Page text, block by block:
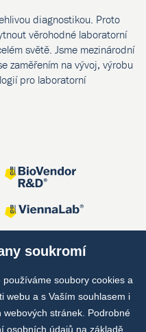
diagnostikou. Proto
věrohodné laboratorní
světě. Jsme mezinárodní
zaměřením na vývoj, výrobu
pro laboratorní
soukromí
používáme soubory cookies a
webu a s Vaším souhlasem i
stránek. Podrobné
osobních údajů na základě